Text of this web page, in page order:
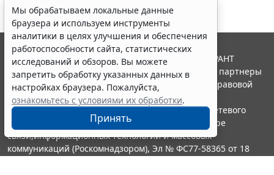
Мы обрабатываем локальные данные
браузера и используем инструменты
аналитики в целях улучшения и обеспечения
работоспособности сайта, статистических
исследований и обзоров. Вы можете
запретить обработку указанных данных в
настройках браузера. Пожалуйста,
ознакомьтесь с условиями их обработки.
Принять
© ООО "НПП "ГАРАНТ-СЕРВИС", 2026. Система ГАРАНТ
выпускается с 1990 года. Компания "Гарант" и ее партнеры
являются участниками Российской ассоциации правовой
информации ГАРАНТ.
Портал ГАРАНТ.РУ зарегистрирован в качестве сетевого
издания Федеральной службой по надзору в сфере
связи,информационных технологий и массовых
коммуникаций (Роскомнадзором), Эл № ФС77-58365 от 18